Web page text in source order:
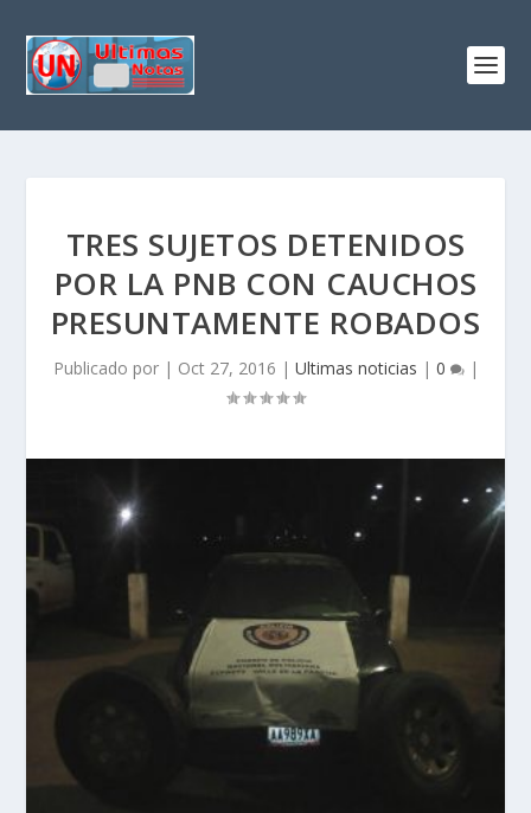
TRES SUJETOS DETENIDOS
POR LA PNB CON CAUCHOS
PRESUNTAMENTE ROBADOS
Publicado por | Oct 27, 2016 | Ultimas noticias | 0 |